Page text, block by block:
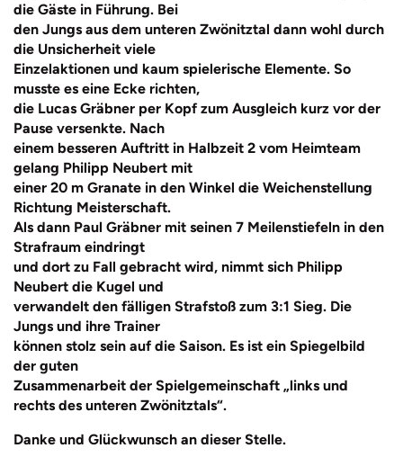
die Gäste in Führung. Bei
den Jungs aus dem unteren Zwönitztal dann wohl durch
die Unsicherheit viele
Einzelaktionen und kaum spielerische Elemente. So
musste es eine Ecke richten,
die Lucas Gräbner per Kopf zum Ausgleich kurz vor der
Pause versenkte. Nach
einem besseren Auftritt in Halbzeit 2 vom Heimteam
gelang Philipp Neubert mit
einer 20 m Granate in den Winkel die Weichenstellung
Richtung Meisterschaft.
Als dann Paul Gräbner mit seinen 7 Meilenstiefeln in den
Strafraum eindringt
und dort zu Fall gebracht wird, nimmt sich Philipp
Neubert die Kugel und
verwandelt den fälligen Strafstoß zum 3:1 Sieg. Die
Jungs und ihre Trainer
können stolz sein auf die Saison. Es ist ein Spiegelbild
der guten
Zusammenarbeit der Spielgemeinschaft „links und
rechts des unteren Zwönitztals“.
Danke und Glückwunsch an dieser Stelle.